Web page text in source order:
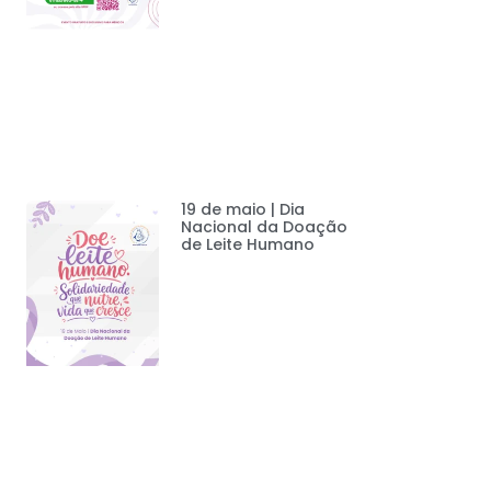
19 de maio | Dia
Nacional da Doação
de Leite Humano